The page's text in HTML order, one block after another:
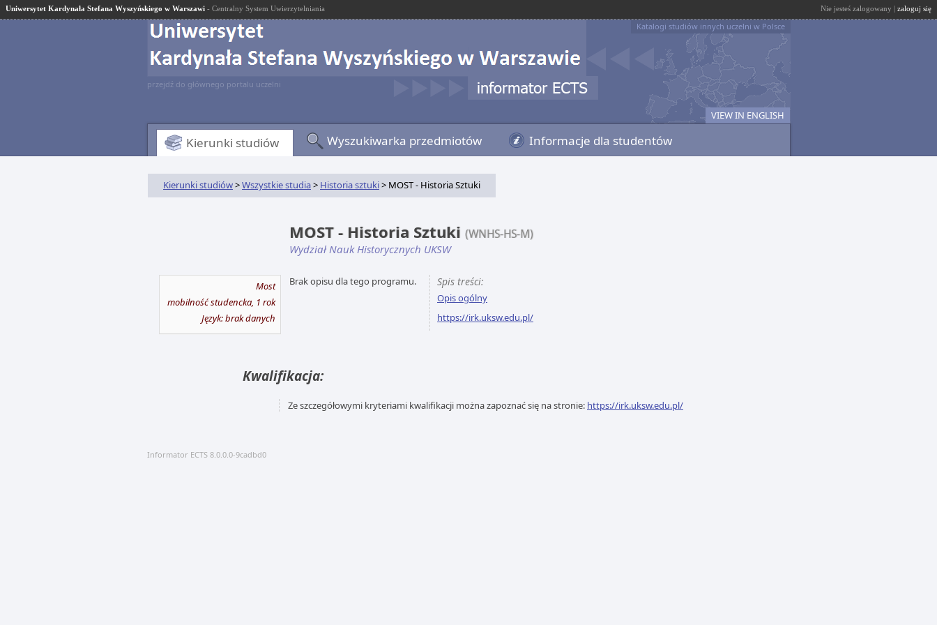
Uniwersytet Kardynała Stefana Wyszyńskiego w Warszawi - Centralny System Uwierzytelniania Nie jesteś zalogowany | zaloguj się
przejdź do głównego portalu uczelni
Katalogi studiów innych uczelni w Polsce
VIEW IN ENGLISH
Kierunki studiów Wyszukiwarka przedmiotów Informacje dla studentów
Kierunki studiów>Wszystkie studia> Historia sztuki> MOST - Historia Sztuki
MOST - Historia Sztuki (WNHS-HS-M)
Wydział Nauk Historycznych UKSW
Most
mobilność studencka, 1 rok
Język: brak danych
Spis treści:
Opis ogólny
https://irk.uksw.edu.pl/
Brak opisu dla tego programu.
Kwalifikacja:
Ze szczegółowymi kryteriami kwalifikacji można zapoznać się na stronie: https://irk.uksw.edu.pl/
Informator ECTS 8.0.0.0-9cadbd0